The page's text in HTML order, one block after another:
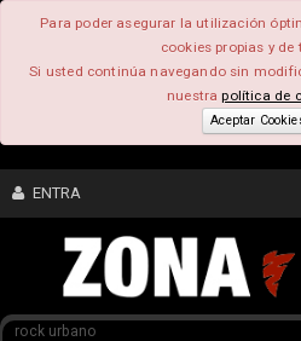
Para poder asegurar la utilización
cookies propias y de
Si usted continúa navegando sin
nuestrapolítica de
Aceptar
ENTRA
CONTENIDO
rock urbano